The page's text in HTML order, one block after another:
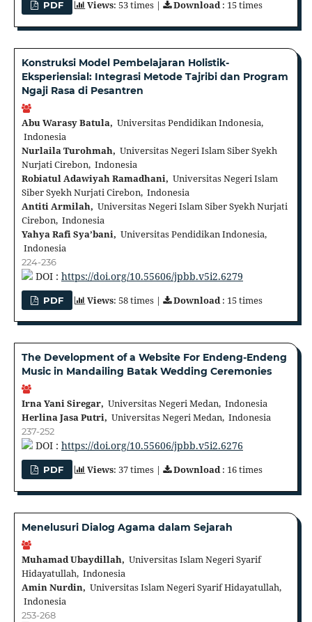
PDF Views: 53 times | Download: 15 times
Konstruksi Model Pembelajaran Holistik-
Eksperiensial: Integrasi Metode Tajribi dan Program
Ngaji Rasa di Pesantren
Abu Warasy Batula, Universitas Pendidikan Indonesia,
Indonesia
Nurlaila Turohmah, Universitas Negeri Islam Siber Syekh
Nurjati Cirebon, Indonesia
Robiatul Adawiyah Ramadhani, Universitas Negeri Islam
Siber Syekh Nurjati Cirebon, Indonesia
Antiti Armilah, Universitas Negeri Islam Siber Syekh Nurjati
Cirebon, Indonesia
Yahya Rafi Sya’bani, Universitas Pendidikan Indonesia,
Indonesia
224-236
DOI : https://doi.org/10.55606/jpbb.v5i2.6279
PDF Views: 58 times | Download: 15 times
The Development of a Website For Endeng-Endeng
Music in Mandailing Batak Wedding Ceremonies
Irna Yani Siregar, Universitas Negeri Medan, Indonesia
Herlina Jasa Putri, Universitas Negeri Medan, Indonesia
237-252
DOI : https://doi.org/10.55606/jpbb.v5i2.6276
PDF Views: 37 times | Download: 16 times
Menelusuri Dialog Agama dalam Sejarah
Muhamad Ubaydillah, Universitas Islam Negeri Syarif
Hidayatullah, Indonesia
Amin Nurdin, Universitas Islam Negeri Syarif Hidayatullah,
Indonesia
253-268